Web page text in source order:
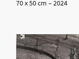
70 x 50 cm – 2024